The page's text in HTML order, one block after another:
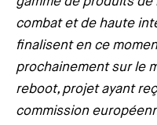
combat et de haute
finalisent en ce
prochainement sur le
reboot, projet ayant
commission